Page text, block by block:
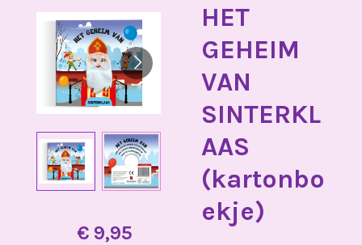
HET
GEHEIM
VAN
SINTERKL
AAS
(kartonbo
ekje)
€ 9,95